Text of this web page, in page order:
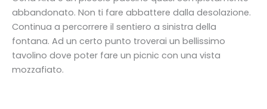
abbandonato. Non ti fare abbattere dalla desolazione.
Continua a percorrere il sentiero a sinistra della
fontana. Ad un certo punto troverai un bellissimo
tavolino dove poter fare un picnic con una vista
mozzafiato.